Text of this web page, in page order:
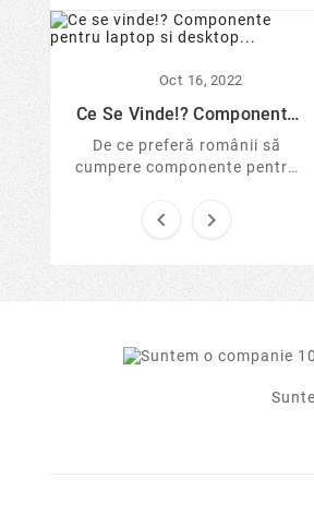
Oct 16, 2022
Ce Se Vinde!? Componente
De ce preferă românii să
cumpere componente pentru
sisteme noi sigilate? Analizăm
tendințele pieței IT în 2026, ...
 